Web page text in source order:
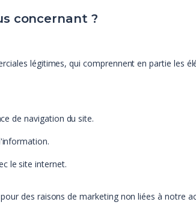
concernant ?
légitimes, qui comprennent en partie les
de navigation du site.
le site internet.
des raisons de marketing non liées à notre